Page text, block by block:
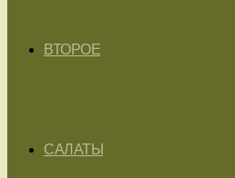
ВТОРОЕ
САЛАТЫ